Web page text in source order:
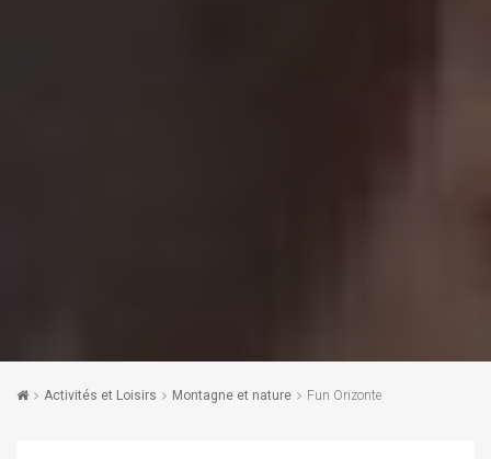
Activités et Loisirs Montagne et nature Fun Orizonte